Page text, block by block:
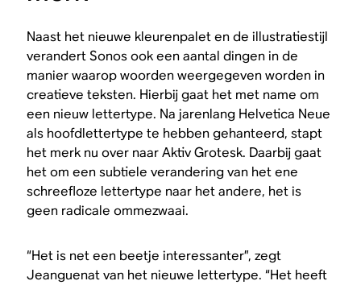
Naast het nieuwe kleurenpalet en de illustratiestijl
verandert Sonos ook een aantal dingen in de
manier waarop woorden weergegeven worden in
creatieve teksten. Hierbij gaat het met name om
een nieuw lettertype. Na jarenlang Helvetica Neue
als hoofdlettertype te hebben gehanteerd, stapt
het merk nu over naar Aktiv Grotesk. Daarbij gaat
het om een subtiele verandering van het ene
schreefloze lettertype naar het andere, het is
geen radicale ommezwaai.
“Het is net een beetje interessanter”, zegt
Jeanguenat van het nieuwe lettertype. “Het heeft